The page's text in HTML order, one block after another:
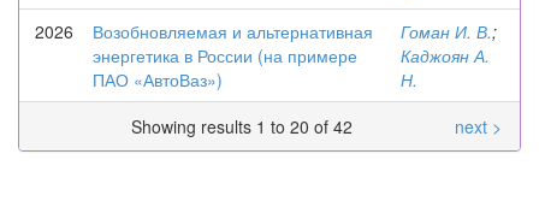
2026
Возобновляемая и альтернативная
энергетика в России (на примере
ПАО «АвтоВаз»)
Гоман И. В.;
Каджоян А.
Н.
Showing results 1 to 20 of 42
next >